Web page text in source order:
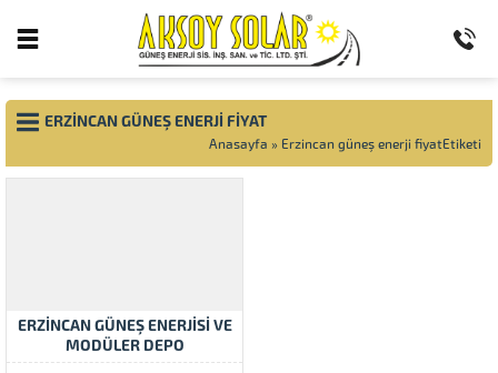
ERZINCAN GÜNEŞ ENERJI FIYAT
Anasayfa » Erzincan güneş enerji fiyatEtiketi
ERZİNCAN GÜNEŞ ENERJİSİ VE
MODÜLER DEPO